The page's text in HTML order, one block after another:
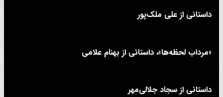
داستانی از علی‌ ملک‌پور
«مرداب لحظه‌ها»، داستانی از بهنام علامی
داستانی از سجاد جلالی‌مهر